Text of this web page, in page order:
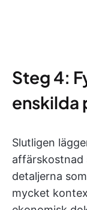
Steg 4:
enskilda
Slutligen
affärskostnad
detaljerna
mycket